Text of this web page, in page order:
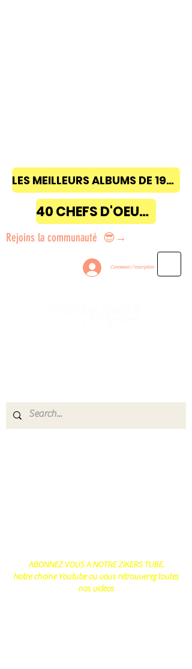
LES MEILLEURS ALBUMS DE 1968 à 2018
40 CHEFS D'OEUVRE
Rejoins la communauté 😎→
Connexion / Inscription
ABONNEZ VOUS A NOTRE ZIKERS TUBE.
Notre chaine Youtube ou vous retrouverez toutes
nos videos